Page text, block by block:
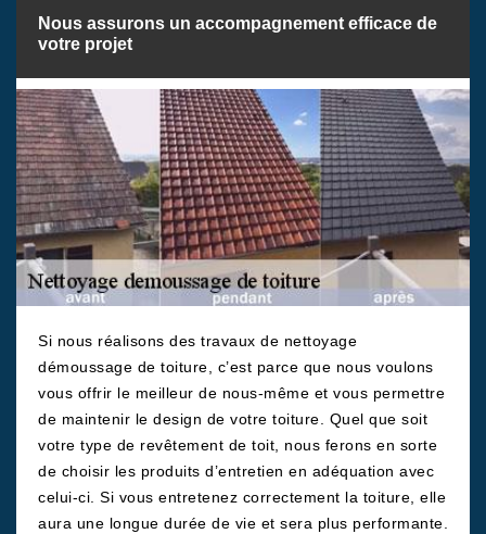
Nous assurons un accompagnement efficace de
votre projet
Si nous réalisons des travaux de nettoyage
démoussage de toiture, c’est parce que nous voulons
vous offrir le meilleur de nous-même et vous permettre
de maintenir le design de votre toiture. Quel que soit
votre type de revêtement de toit, nous ferons en sorte
de choisir les produits d’entretien en adéquation avec
celui-ci. Si vous entretenez correctement la toiture, elle
aura une longue durée de vie et sera plus performante.